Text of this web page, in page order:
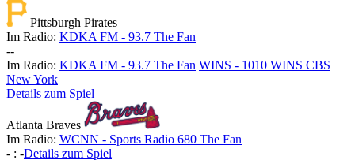
Pittsburgh Pirates
Im Radio: KDKA FM - 93.7 The Fan
--
Im Radio: KDKA FM - 93.7 The Fan WINS - 1010 WINS CBS
New York
Details zum Spiel
Atlanta Braves
Im Radio: WCNN - Sports Radio 680 The Fan
- : -Details zum Spiel